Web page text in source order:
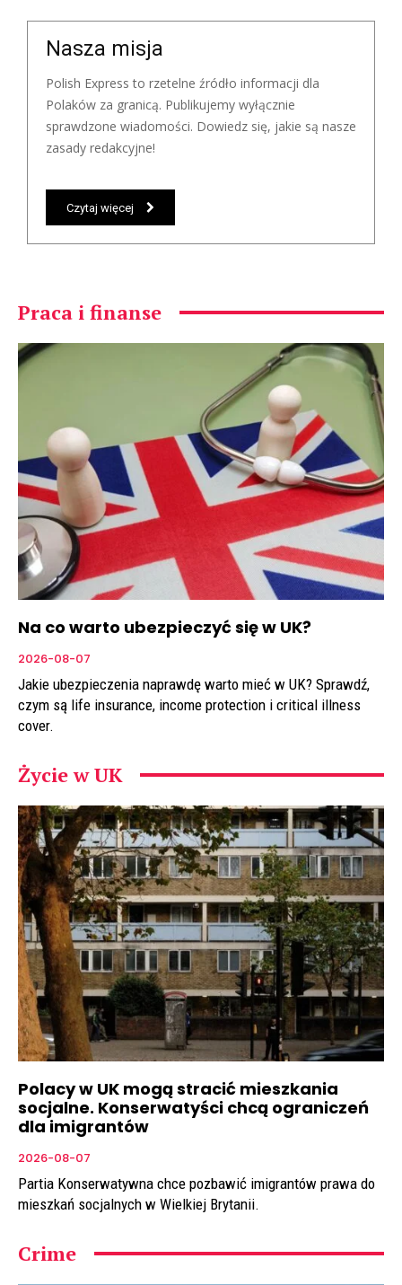
Nasza misja
Polish Express to rzetelne źródło informacji dla
Polaków za granicą. Publikujemy wyłącznie
sprawdzone wiadomości. Dowiedz się, jakie są nasze
zasady redakcyjne!
Czytaj więcej
Praca i finanse
Na co warto ubezpieczyć się w UK?
2026-08-07
Jakie ubezpieczenia naprawdę warto mieć w UK? Sprawdź,
czym są life insurance, income protection i critical illness
cover.
Życie w UK
Polacy w UK mogą stracić mieszkania
socjalne. Konserwatyści chcą ograniczeń
dla imigrantów
2026-08-07
Partia Konserwatywna chce pozbawić imigrantów prawa do
mieszkań socjalnych w Wielkiej Brytanii.
Crime